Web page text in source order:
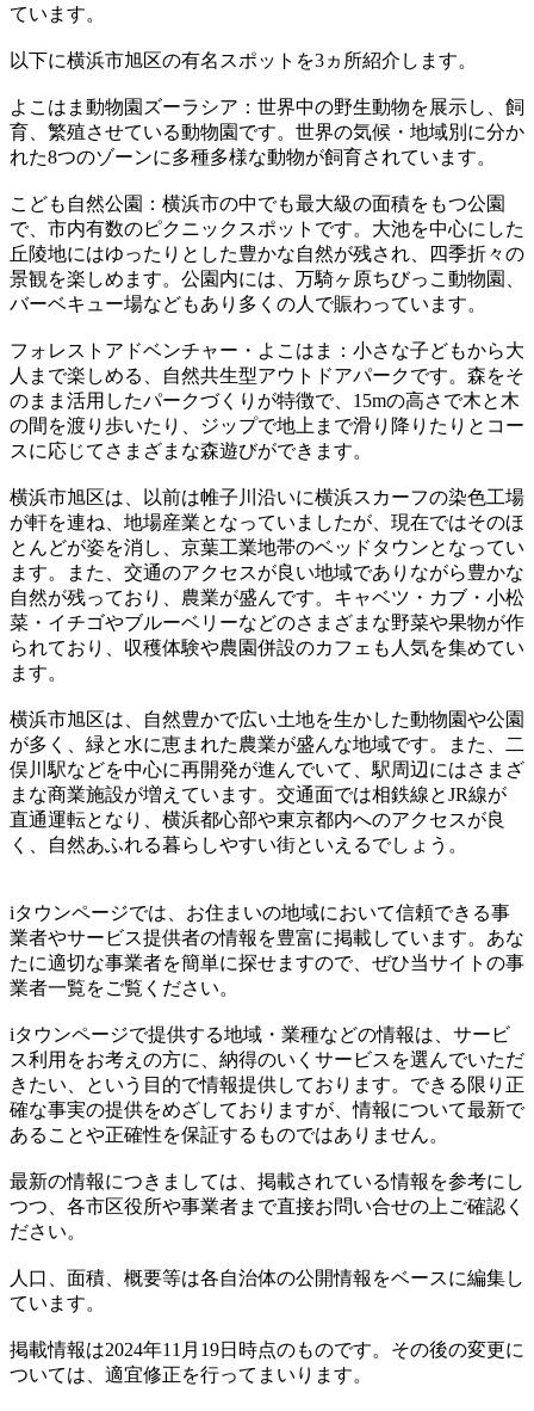
ています。
以下に横浜市旭区の有名スポットを3ヵ所紹介します。
よこはま動物園ズーラシア：世界中の野生動物を展示し、飼
育、繁殖させている動物園です。世界の気候・地域別に分か
れた8つのゾーンに多種多様な動物が飼育されています。
こども自然公園：横浜市の中でも最大級の面積をもつ公園
で、市内有数のピクニックスポットです。大池を中心にした
丘陵地にはゆったりとした豊かな自然が残され、四季折々の
景観を楽しめます。公園内には、万騎ヶ原ちびっこ動物園、
バーベキュー場などもあり多くの人で賑わっています。
フォレストアドベンチャー・よこはま：小さな子どもから大
人まで楽しめる、自然共生型アウトドアパークです。森をそ
のまま活用したパークづくりが特徴で、15mの高さで木と木
の間を渡り歩いたり、ジップで地上まで滑り降りたりとコー
スに応じてさまざまな森遊びができます。
横浜市旭区は、以前は帷子川沿いに横浜スカーフの染色工場
が軒を連ね、地場産業となっていましたが、現在ではそのほ
とんどが姿を消し、京葉工業地帯のベッドタウンとなってい
ます。また、交通のアクセスが良い地域でありながら豊かな
自然が残っており、農業が盛んです。キャベツ・カブ・小松
菜・イチゴやブルーベリーなどのさまざまな野菜や果物が作
られており、収穫体験や農園併設のカフェも人気を集めてい
ます。
横浜市旭区は、自然豊かで広い土地を生かした動物園や公園
が多く、緑と水に恵まれた農業が盛んな地域です。また、二
俣川駅などを中心に再開発が進んでいて、駅周辺にはさまざ
まな商業施設が増えています。交通面では相鉄線とJR線が
直通運転となり、横浜都心部や東京都内へのアクセスが良
く、自然あふれる暮らしやすい街といえるでしょう。
iタウンページでは、お住まいの地域において信頼できる事
業者やサービス提供者の情報を豊富に掲載しています。あな
たに適切な事業者を簡単に探せますので、ぜひ当サイトの事
業者一覧をご覧ください。
iタウンページで提供する地域・業種などの情報は、サービ
ス利用をお考えの方に、納得のいくサービスを選んでいただ
きたい、という目的で情報提供しております。できる限り正
確な事実の提供をめざしておりますが、情報について最新で
あることや正確性を保証するものではありません。
最新の情報につきましては、掲載されている情報を参考にし
つつ、各市区役所や事業者まで直接お問い合せの上ご確認く
ださい。
人口、面積、概要等は各自治体の公開情報をベースに編集し
ています。
掲載情報は2024年11月19日時点のものです。その後の変更に
ついては、適宜修正を行ってまいります。